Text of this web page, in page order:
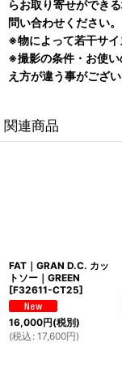
らお取り寄せができ
問い合わせください。
※物によって若干サイ
※撮影の条件・お使
え方が違う事がござい
関連商品
FAT｜GRAN D.C. カッ
トソー｜GREEN
[F32611-CT25]
16,000円(税別)
(税込 : 17,600円)